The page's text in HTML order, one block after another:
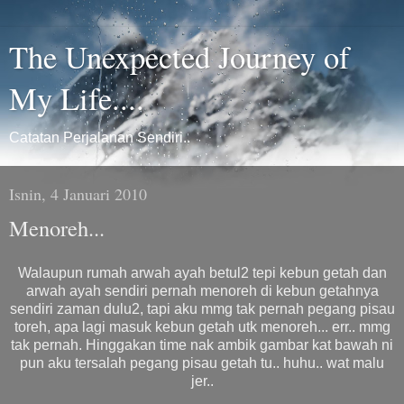
The Unexpected Journey of
My Life....
Catatan Perjalanan Sendiri..
Isnin, 4 Januari 2010
Menoreh...
Walaupun rumah arwah ayah betul2 tepi kebun getah dan
arwah ayah sendiri pernah menoreh di kebun getahnya
sendiri zaman dulu2, tapi aku mmg tak pernah pegang pisau
toreh, apa lagi masuk kebun getah utk menoreh... err.. mmg
tak pernah. Hinggakan time nak ambik gambar kat bawah ni
pun aku tersalah pegang pisau getah tu.. huhu.. wat malu
jer..